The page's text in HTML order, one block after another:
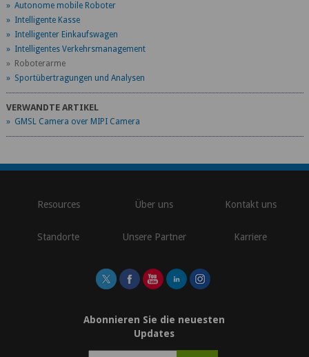
» Autonome mobile Roboter
» Intelligente Kasse
» Intelligenter Einkaufswagen
» Intelligentes Verkehrsmanagement
» Roboterarme
» Sportübertragungen und Analysen
VERWANDTE ARTIKEL
» GMSL Camera over MIPI Camera
Resources Über uns Kontakt uns
Standorte Unsere Partner Karriere
Abonnieren Sie die neuesten
Updates
\